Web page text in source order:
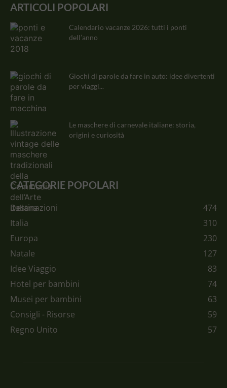
ARTICOLI POPOLARI
Calendario vacanze 2026: tutti i ponti
dell’anno
Giochi di parole da fare in auto: idee divertenti
per viaggi...
Le maschere di carnevale italiane: storia,
origini e curiosità
CATEGORIE POPOLARI
Destinazioni
474
Italia
310
Europa
230
Natale
127
Idee Viaggio
83
Hotel per bambini
74
Musei per bambini
63
Consigli - Risorse
59
Regno Unito
57